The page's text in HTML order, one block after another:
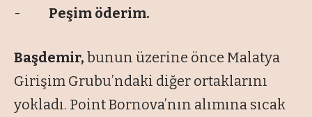
- Peşim öderim.
Başdemir, bunun üzerine önce Malatya
Girişim Grubu’ndaki diğer ortaklarını
yokladı. Point Bornova’nın alımına sıcak